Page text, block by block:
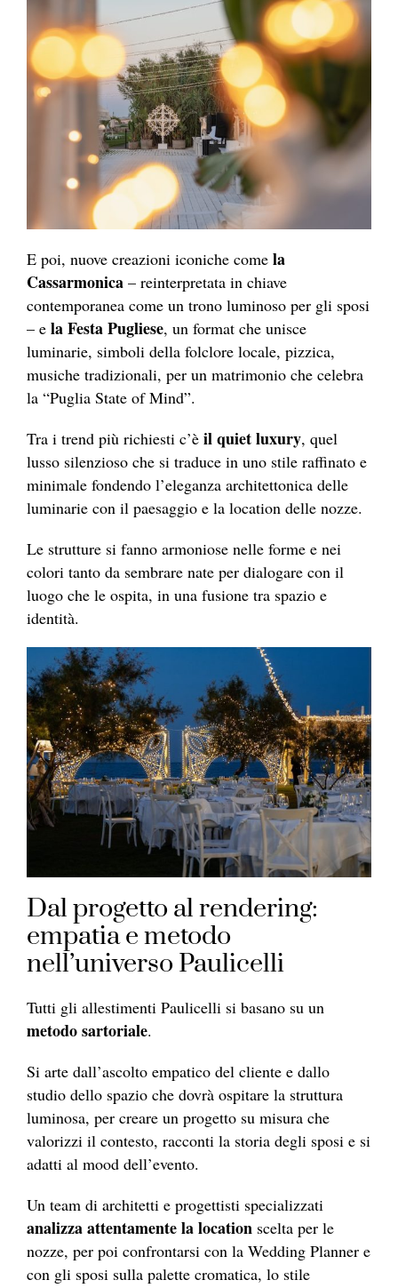
E poi, nuove creazioni iconiche come la
Cassarmonica – reinterpretata in chiave
contemporanea come un trono luminoso per gli sposi
– e la Festa Pugliese, un format che unisce
luminarie, simboli della folclore locale, pizzica,
musiche tradizionali, per un matrimonio che celebra
la “Puglia State of Mind”.
Tra i trend più richiesti c’è il quiet luxury, quel
lusso silenzioso che si traduce in uno stile raffinato e
minimale fondendo l’eleganza architettonica delle
luminarie con il paesaggio e la location delle nozze.
Le strutture si fanno armoniose nelle forme e nei
colori tanto da sembrare nate per dialogare con il
luogo che le ospita, in una fusione tra spazio e
identità.
Dal progetto al rendering:
empatia e metodo
nell’universo Paulicelli
Tutti gli allestimenti Paulicelli si basano su un
metodo sartoriale.
Si arte dall’ascolto empatico del cliente e dallo
studio dello spazio che dovrà ospitare la struttura
luminosa, per creare un progetto su misura che
valorizzi il contesto, racconti la storia degli sposi e si
adatti al mood dell’evento.
Un team di architetti e progettisti specializzati
analizza attentamente la location scelta per le
nozze, per poi confrontarsi con la Wedding Planner e
con gli sposi sulla palette cromatica, lo stile